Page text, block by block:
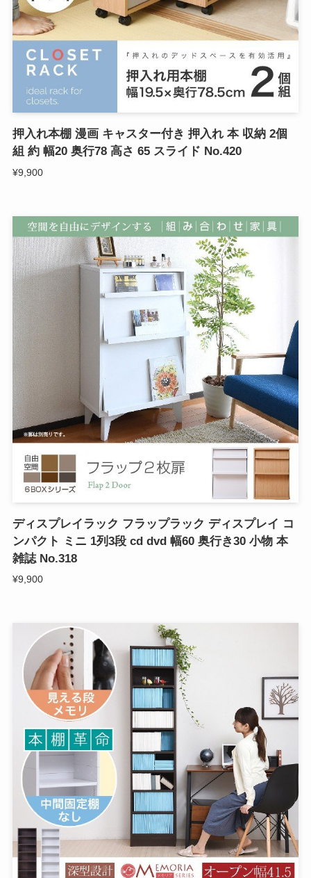
押入れ本棚 漫画 キャスター付き 押入れ 本 収納 2個
組 約 幅20 奥行78 高さ 65 スライド No.420
¥9,900
ディスプレイラック フラップラック ディスプレイ コ
ンパクト ミニ 1列3段 cd dvd 幅60 奥行き30 小物 本
雑誌 No.318
¥9,900